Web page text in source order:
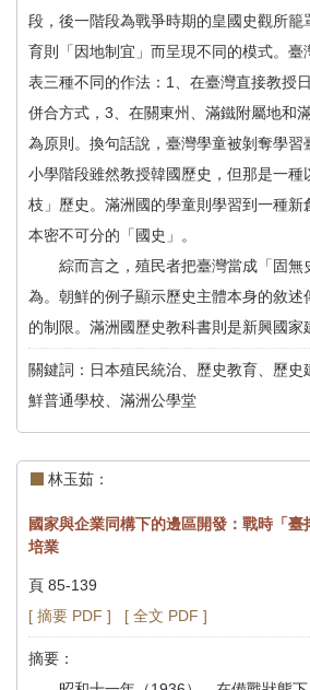
段，後一階段為戰爭時期的皇國史觀所籠
育則「因地制宜」而呈現不同的模式。臺
表三種不同的作法：1、在臺灣直接教授
併合方式，3、在關東州、滿鐵附屬地和
為原則。換句話說，臺灣學童被剝奪學習
小學階段雖然教授韓國歷史，但那是一種
枝」歷史。滿洲國的學童則學習到一種新
本密不可分的「國史」。
綜而言之，殖民者把臺灣當成「固無
為。朝鮮的例子顯示歷史主體本身的敘述
的制限。滿洲國歷史教科書則是新興國家
關鍵詞：日本殖民統治、歷史教育、歷史
鮮普通學校、滿洲公學堂
林玉茹：
國家與企業同構下的邊區開發：戰時「
培業
頁 85-139
[ 摘要 PDF ]
[ 全文 PDF ]
摘要：